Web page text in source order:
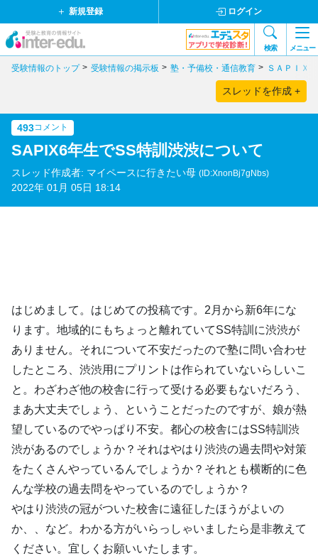
新規登録 ログイン
検索 メニュー
受験情報のトップ 受験情報の掲示板 塾・予備校・通信教育 ＳＡＰＩＸ
スレッドを作成 +
493コメント
SAPIX6年生でSS特訓渋渋について
スレッド作成者: マイペースに行きたい母 (ID:XnonBj7gNbs)
2022年 01月 05日 18:14
はじめまして。はじめての投稿です。2月から新6年にな
ります。地域的にもちょっと離れていてSS特訓に渋渋が
ありません。それについて不安だったので塾に問い合わせ
したところ、渋渋用にプリントは作られていないらしいこ
と。わざわざ他の校舎に行って受ける必要もないだろう、
まあ大丈夫でしょう、ということだったのですが、娘が熱
望しているのでやっぱり不安。都心の校舎にはSS特訓渋
渋があるのでしょうか？それはやはり渋渋の過去問や対策
をたくさんやっているんでしょうか？それとも横断的に色
んな学校の過去問をやっているのでしょうか？
やはり渋渋の冠がついた校舎に遠征したほうがよいの
か、、など。わかる方がいらっしゃいましたら是非教えて
ください。宜しくお願いいたします。